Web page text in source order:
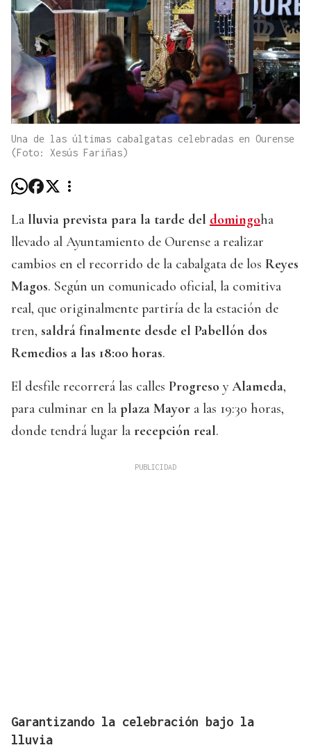
Una de las últimas cabalgatas celebradas en Ourense
(Foto: Xesús Fariñas)
La lluvia prevista para la tarde del domingoha
llevado al Ayuntamiento de Ourense a realizar
cambios en el recorrido de la cabalgata de los Reyes
Magos. Según un comunicado oficial, la comitiva
real, que originalmente partiría de la estación de
tren, saldrá finalmente desde el Pabellón dos
Remedios a las 18:00 horas.
El desfile recorrerá las calles Progreso yAlameda,
para culminar en la plaza Mayor a las 19:30 horas,
donde tendrá lugar la recepción real.
Garantizando la celebración bajo la
lluvia